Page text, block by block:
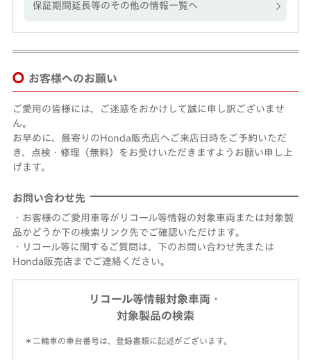
保証期間延長等のその他の情報一覧へ
お客様へのお願い
ご愛用の皆様には、ご迷惑をおかけして誠に申し訳ございませ
ん。
お早めに、最寄りのHonda販売店へご来店日時をご予約いただ
き、点検・修理（無料）をお受けいただきますようお願い申し上
げます。
お問い合わせ先
・お客様のご愛用車等がリコール等情報の対象車両または対象製
品かどうか下の検索リンク先でご確認いただけます。
・リコール等に関するご質問は、下のお問い合わせ先または
Honda販売店までご連絡ください。
リコール等情報対象車両・
対象製品の検索
＊二輪車の車台番号は、登録書類に記述がございます。